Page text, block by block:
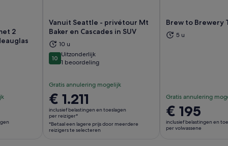
2
een nieuwe tab
Vanuit Seattle - privétour Mt
Baker en Cascades in SUV
10 u
1010 van 10
Uitzonderlijk
1 beoordeling
Gratis annulering mogelijk
De
prijs
is
€ 1.211
€ 1.211
inclusief belastingen en toeslagen
per reiziger*
*Betaal een lagere prijs door meerdere
reizigers te selecteren
Brew to Brewery
5 u
Gratis annulering
De
prijs
is
€ 195
inclusief belastingen en
per volwassene